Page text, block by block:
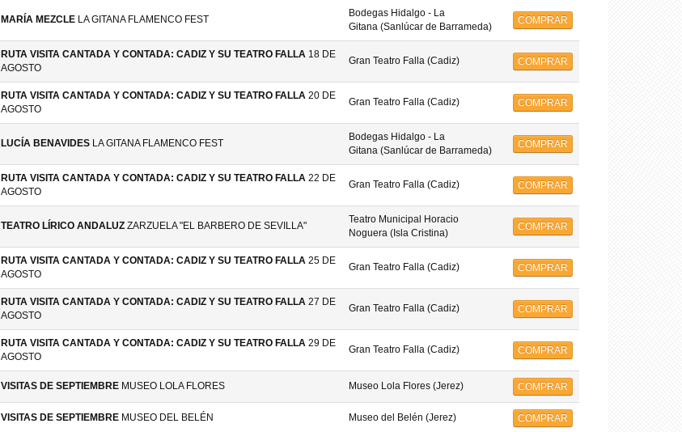
MARÍA MEZCLE LA GITANA FLAMENCO FEST
Bodegas Hidalgo - La
Gitana (Sanlúcar de Barrameda)
COMPRAR
RUTA VISITA CANTADA Y CONTADA: CADIZ Y SU TEATRO FALLA 18 DE
AGOSTO
Gran Teatro Falla (Cadiz) COMPRAR
RUTA VISITA CANTADA Y CONTADA: CADIZ Y SU TEATRO FALLA 20 DE
AGOSTO
Gran Teatro Falla (Cadiz) COMPRAR
LUCÍA BENAVIDES LA GITANA FLAMENCO FEST
Bodegas Hidalgo - La
Gitana (Sanlúcar de Barrameda)
COMPRAR
RUTA VISITA CANTADA Y CONTADA: CADIZ Y SU TEATRO FALLA 22 DE
AGOSTO
Gran Teatro Falla (Cadiz) COMPRAR
TEATRO LÍRICO ANDALUZ ZARZUELA "EL BARBERO DE SEVILLA"
Teatro Municipal Horacio
Noguera (Isla Cristina)
COMPRAR
RUTA VISITA CANTADA Y CONTADA: CADIZ Y SU TEATRO FALLA 25 DE
AGOSTO
Gran Teatro Falla (Cadiz) COMPRAR
RUTA VISITA CANTADA Y CONTADA: CADIZ Y SU TEATRO FALLA 27 DE
AGOSTO
Gran Teatro Falla (Cadiz) COMPRAR
RUTA VISITA CANTADA Y CONTADA: CADIZ Y SU TEATRO FALLA 29 DE
AGOSTO
Gran Teatro Falla (Cadiz) COMPRAR
VISITAS DE SEPTIEMBRE MUSEO LOLA FLORES Museo Lola Flores (Jerez) COMPRAR
VISITAS DE SEPTIEMBRE MUSEO DEL BELÉN Museo del Belén (Jerez) COMPRAR